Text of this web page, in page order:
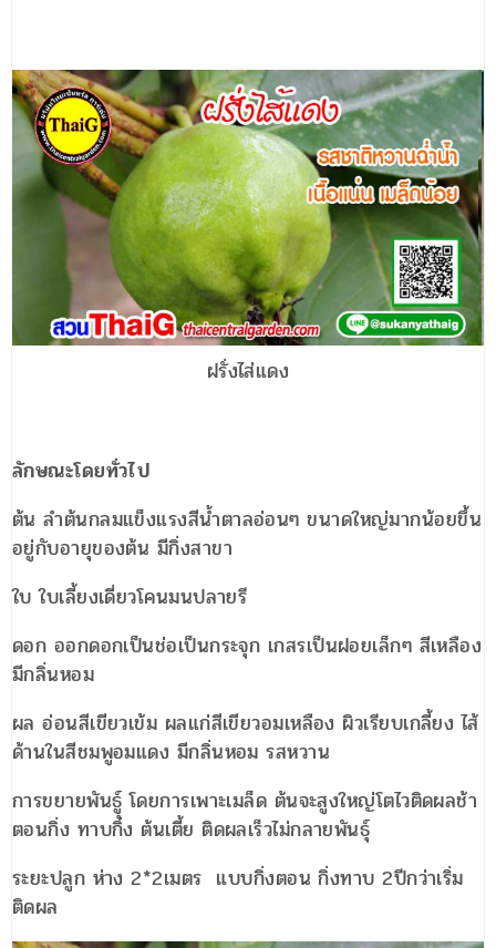
ฝรั่งไส่แดง
ลักษณะโดยทั่วไป
ต้น ลำต้นกลมแข็งแรงสีน้ำตาลอ่อนๆ ขนาดใหญ่มากน้อยขึ้น
อยู่กับอายุของต้น มีกิ่งสาขา
ใบ ใบเลี้ยงเดี่ยวโคนมนปลายรี
ดอก ออกดอกเป็นช่อเป็นกระจุก เกสรเป็นฝอยเล็กๆ สีเหลือง
มีกลิ่นหอม
ผล อ่อนสีเขียวเข้ม ผลแก่สีเขียวอมเหลือง ผิวเรียบเกลี้ยง ไส้
ด้านในสีชมพูอมแดง มีกลิ่นหอม รสหวาน
การขยายพันธูุ์ โดยการเพาะเมล็ด ต้นจะสูงใหญ่โตไวติดผลช้า
ตอนกิ่ง ทาบกิ่ง ต้นเตี้ย ติดผลเร็วไม่กลายพันธุ์
ระยะปลูก ห่าง 2*2เมตร แบบกิ่งตอน กิ่งทาบ 2ปีกว่าเริ่ม
ติดผล